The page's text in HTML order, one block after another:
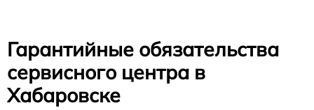
Гарантийные обязательства
сервисного центра в
Хабаровске